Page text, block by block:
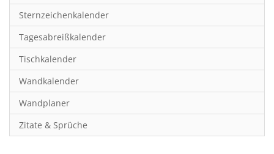
Länder & Städte
Landschaft & Natur
Lifestyle
Literatur
Manga & Animé
Neutrale Kalender
Partner- & Wandplaner
Sternzeichenkalender
Tagesabreißkalender
Tischkalender
Wandkalender
Wandplaner
Zitate & Sprüche